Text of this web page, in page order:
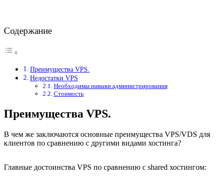
Содержание
Преимущества VPS.
Недостатки VPS
Необходимы навыки администрирования
Стоимость
Преимущества VPS.
В чем же заключаются основные преимущества VPS/VDS для
клиентов по сравнению с другими видами хостинга?
Главные достоинства VPS по сравнению с shared хостингом: